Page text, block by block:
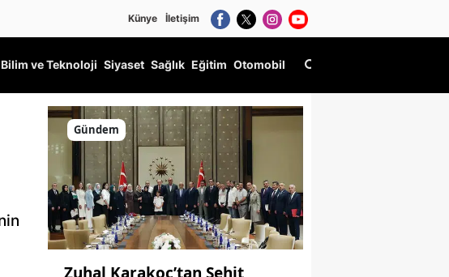
Künye İletişim
Bilim ve Teknoloji Siyaset Sağlık Eğitim Otomobil
Gündem